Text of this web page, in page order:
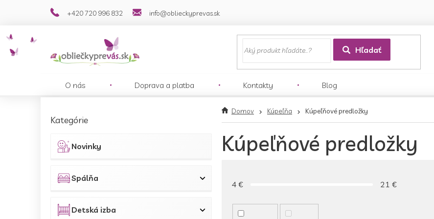
+420 720 996 832 info@oblieckyprevas.sk
Hľadať
O nás Doprava a platba Kontakty Blog
kategórie
Kategórie
Novinky
Spálňa
Detská izba
Domov Kúpeľňa Kúpeľňové predložky
Kúpeľňové predložky
4 € 21 €